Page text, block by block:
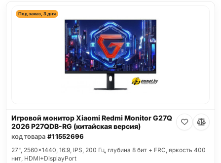
Под заказ, 3 дня
Игровой монитор Xiaomi Redmi Monitor G27Q
2026 P27QDB-RG (китайская версия)
код товара #11552696
27", 2560x1440, 16:9, IPS, 200 Гц, глубина 8 бит + FRC, яркость 400
нит, HDMI+DisplayPort